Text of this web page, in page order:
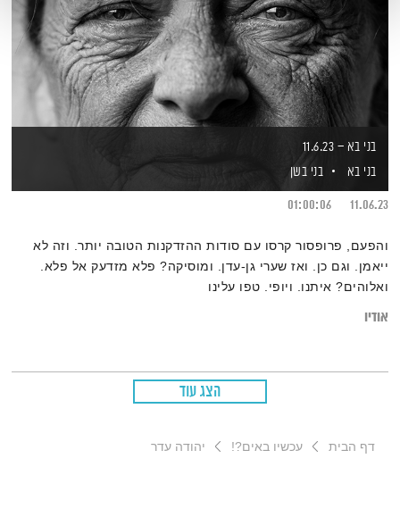
בני בא – 11.6.23
בני בא
בני בשן
11.06.23
01:00:06
והפעם, פרופסור קרסו עם סודות ההזדקנות הטובה יותר. וזה לא
ייאמן. וגם כן. ואז שערי גן-עדן. ומוסיקה? פלא מזדעק אל פלא.
ואלוהים? איתנו. ויופי. טפו עלינו
אודיו
הצג עוד
דף הבית עכשיו באים?! יהודה עדר